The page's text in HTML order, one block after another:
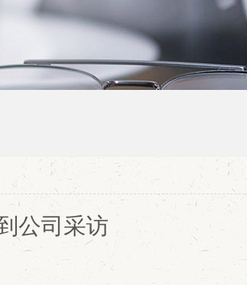
公司采访